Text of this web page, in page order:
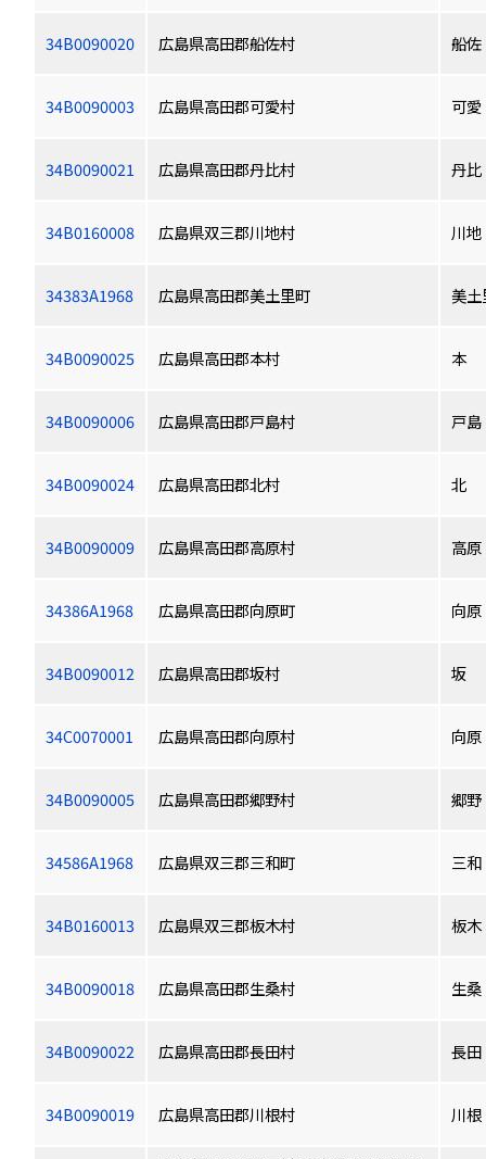
34B0090020 広島県高田郡船佐村 船佐
34B0090003 広島県高田郡可愛村 可愛
34B0090021 広島県高田郡丹比村 丹比
34B0160008 広島県双三郡川地村 川地
34383A1968 広島県高田郡美土里町 美土
34B0090025 広島県高田郡本村 本
34B0090006 広島県高田郡戸島村 戸島
34B0090024 広島県高田郡北村 北
34B0090009 広島県高田郡高原村 高原
34386A1968 広島県高田郡向原町 向原
34B0090012 広島県高田郡坂村 坂
34C0070001 広島県高田郡向原村 向原
34B0090005 広島県高田郡郷野村 郷野
34586A1968 広島県双三郡三和町 三和
34B0160013 広島県双三郡板木村 板木
34B0090018 広島県高田郡生桑村 生桑
34B0090022 広島県高田郡長田村 長田
34B0090019 広島県高田郡川根村 川根